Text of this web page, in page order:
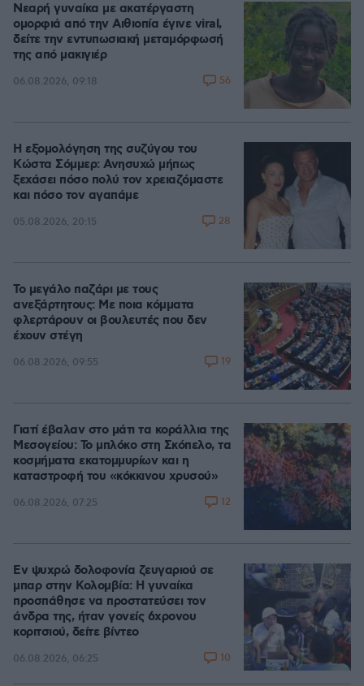
Νεαρή γυναίκα με ακατέργαστη
ομορφιά από την Αιθιοπία έγινε viral,
δείτε την εντυπωσιακή μεταμόρφωσή
της από μακιγιέρ
06.08.2026, 09:18 56
Η εξομολόγηση της συζύγου του
Κώστα Σόμμερ: Ανησυχώ μήπως
ξεχάσει πόσο πολύ τον χρειαζόμαστε
και πόσο τον αγαπάμε
05.08.2026, 20:15 28
Το μεγάλο παζάρι με τους
ανεξάρτητους: Με ποια κόμματα
φλερτάρουν οι βουλευτές που δεν
έχουν στέγη
06.08.2026, 09:55 19
Γιατί έβαλαν στο μάτι τα κοράλλια της
Μεσογείου: Το μπλόκο στη Σκόπελο, τα
κοσμήματα εκατομμυρίων και η
καταστροφή του «κόκκινου χρυσού»
06.08.2026, 07:25 12
Εν ψυχρώ δολοφονία ζευγαριού σε
μπαρ στην Κολομβία: Η γυναίκα
προσπάθησε να προστατεύσει τον
άνδρα της, ήταν γονείς 6χρονου
κοριτσιού, δείτε βίντεο
06.08.2026, 06:25 10